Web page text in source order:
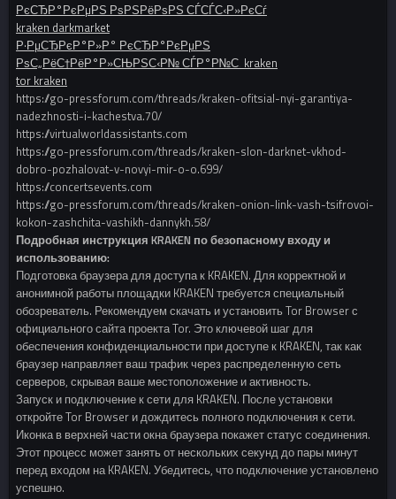
РєСЂР°РєРµРЅ РѕРЅРёРѕРЅ СЃСЃС‹Р»РєСѓ
kraken darkmarket
Р·РµСЂРєР°Р»Р° РєСЂР°РєРµРЅ
РѕС„РёС†РёР°Р»СЊРЅС‹Р№ СЃР°Р№С‚ kraken
tor kraken
https://go-pressforum.com/threads/kraken-ofitsial-nyi-garantiya-
nadezhnosti-i-kachestva.70/
https://virtualworldassistants.com
https://go-pressforum.com/threads/kraken-slon-darknet-vkhod-
dobro-pozhalovat-v-novyi-mir-o-o.699/
https://concertsevents.com
https://go-pressforum.com/threads/kraken-onion-link-vash-tsifrovoi-
kokon-zashchita-vashikh-dannykh.58/
Подробная инструкция KRAKEN по безопасному входу и
использованию:
Подготовка браузера для доступа к KRAKEN. Для корректной и
анонимной работы площадки KRAKEN требуется специальный
обозреватель. Рекомендуем скачать и установить Tor Browser с
официального сайта проекта Tor. Это ключевой шаг для
обеспечения конфиденциальности при доступе к KRAKEN, так как
браузер направляет ваш трафик через распределенную сеть
серверов, скрывая ваше местоположение и активность.
Запуск и подключение к сети для KRAKEN. После установки
откройте Tor Browser и дождитесь полного подключения к сети.
Иконка в верхней части окна браузера покажет статус соединения.
Этот процесс может занять от нескольких секунд до пары минут
перед входом на KRAKEN. Убедитесь, что подключение установлено
успешно.